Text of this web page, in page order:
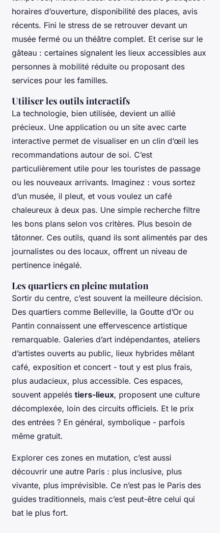
horaires d’ouverture, disponibilité des places, avis
récents. Fini le stress de se retrouver devant un
musée fermé ou un théâtre complet. Et cerise sur le
gâteau : certaines signalent les lieux accessibles aux
personnes à mobilité réduite ou proposant des
services pour les familles.
Utiliser les outils interactifs
La technologie, bien utilisée, devient un allié
précieux. Une application ou un site avec carte
interactive permet de visualiser en un clin d’œil les
recommandations autour de soi. C’est
particulièrement utile pour les touristes de passage
ou les nouveaux arrivants. Imaginez : vous sortez
d’un musée, il pleut, et vous voulez un café
chaleureux à deux pas. Une simple recherche filtre
les bons plans selon vos critères. Plus besoin de
tâtonner. Ces outils, quand ils sont alimentés par des
journalistes ou des locaux, offrent un niveau de
pertinence inégalé.
Les quartiers en pleine mutation
Sortir du centre, c’est souvent la meilleure décision.
Des quartiers comme Belleville, la Goutte d’Or ou
Pantin connaissent une effervescence artistique
remarquable. Galeries d’art indépendantes, ateliers
d’artistes ouverts au public, lieux hybrides mêlant
café, exposition et concert - tout y est plus frais,
plus audacieux, plus accessible. Ces espaces,
souvent appelés tiers-lieux, proposent une culture
décomplexée, loin des circuits officiels. Et le prix
des entrées ? En général, symbolique - parfois
même gratuit.
Explorer ces zones en mutation, c’est aussi
découvrir une autre Paris : plus inclusive, plus
vivante, plus imprévisible. Ce n’est pas le Paris des
guides traditionnels, mais c’est peut-être celui qui
bat le plus fort.